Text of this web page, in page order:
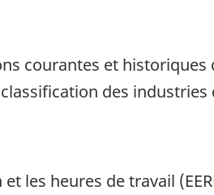
courantes et
des
les heures de travail